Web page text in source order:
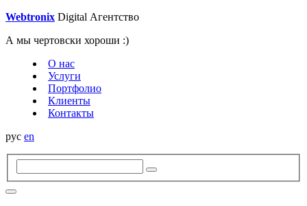
Webtronix Digital Агентство
А мы чертовски хороши :)
О нас
Услуги
Портфолио
Клиенты
Контакты
рус en